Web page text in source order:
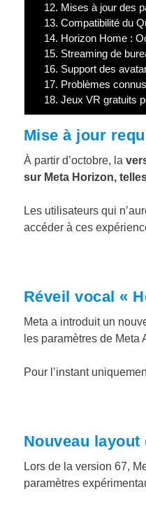
12. Mises à jour des
13. Compatibilité du
14. Horizon Home :
15. Streaming de
16. Support des
17. Problèmes
18. Jeux VR gratuits
Mise à jour
À partir d’octobre, la
sur Meta Horizon,
Les utilisateurs qui
accéder à ces
Réveil vocal «
Meta a introduit un
les paramètres de Meta
Pour l’instant
Nouveau layout
Lors de la version 67,
paramètres